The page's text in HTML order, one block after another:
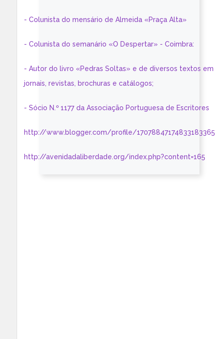
- Colunista do mensário de Almeida «Praça Alta»
- Colunista do semanário «O Despertar» - Coimbra:
- Autor do livro «Pedras Soltas» e de diversos textos em
jornais, revistas, brochuras e catálogos;
- Sócio N.º 1177 da Associação Portuguesa de Escritores
http://www.blogger.com/profile/17078847174833183365
http://avenidadaliberdade.org/index.php?content=165